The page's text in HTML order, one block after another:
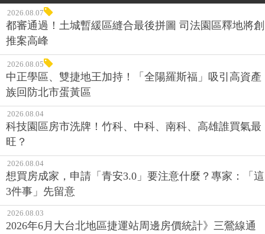
2026.08.07
都審通過！土城暫緩區縫合最後拼圖 司法園區釋地將創
推案高峰
2026.08.05
中正學區、雙捷地王加持！「全陽羅斯福」吸引高資產
族回防北市蛋黃區
2026.08.04
科技園區房市洗牌！竹科、中科、南科、高雄誰買氣最
旺？
2026.08.04
想買房成家，申請「青安3.0」要注意什麼？專家：「這
3件事」先留意
2026.08.03
2026年6月大台北地區捷運站周邊房價統計》三鶯線通